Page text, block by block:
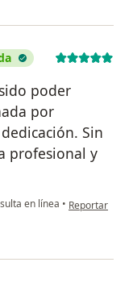
poder
por
Sin
profesional y
en línea • en opinión
Reportar